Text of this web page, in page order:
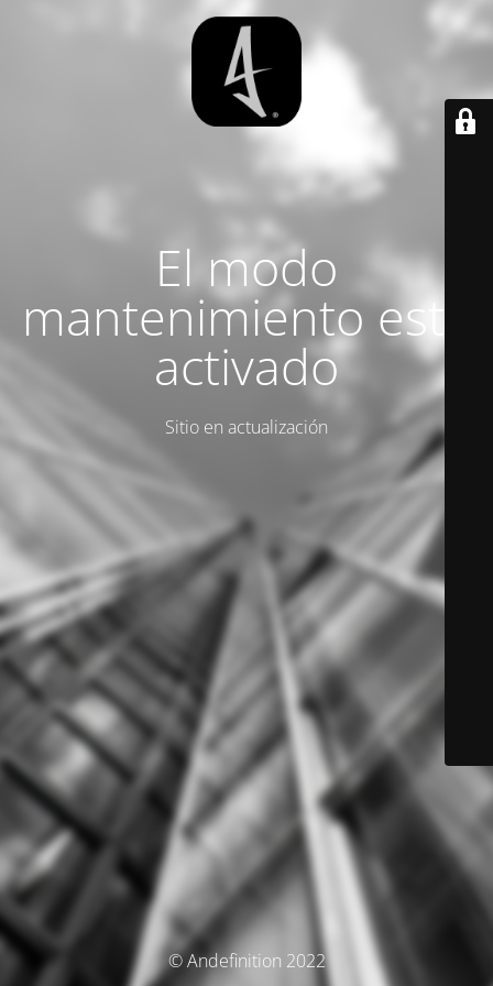
El modo
mantenimiento está
activado
Sitio en actualización
© Andefinition 2022